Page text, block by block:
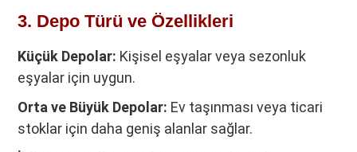
3. Depo Türü ve Özellikleri
Küçük Depolar: Kişisel eşyalar veya sezonluk
eşyalar için uygun.
Orta ve Büyük Depolar: Ev taşınması veya ticari
stoklar için daha geniş alanlar sağlar.